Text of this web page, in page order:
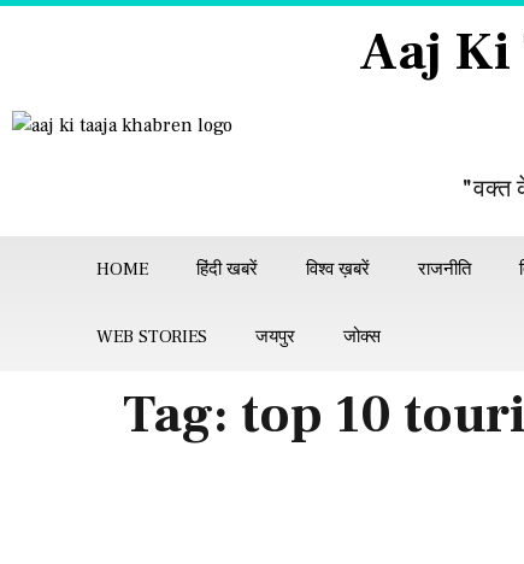
Aaj Ki
"वक्त
HOME हिंदी खबरें विश्व ख़बरें राजनीति
WEB STORIES जयपुर जोक्स
Tag: top 10